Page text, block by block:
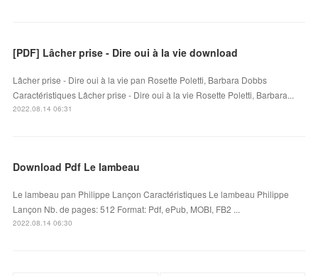
[PDF] Lâcher prise - Dire oui à la vie download
Lâcher prise - Dire oui à la vie pan Rosette Poletti, Barbara Dobbs
Caractéristiques Lâcher prise - Dire oui à la vie Rosette Poletti, Barbara...
2022.08.14 06:31
Download Pdf Le lambeau
Le lambeau pan Philippe Lançon Caractéristiques Le lambeau Philippe
Lançon Nb. de pages: 512 Format: Pdf, ePub, MOBI, FB2 ...
2022.08.14 06:30